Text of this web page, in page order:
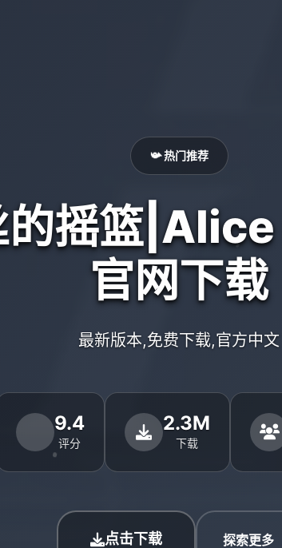
📯 热门推荐
的摇篮
官网下载
最新版本,免费下载,官方中文
9.4
评分
2.3M
下载
点击下载 探索更多